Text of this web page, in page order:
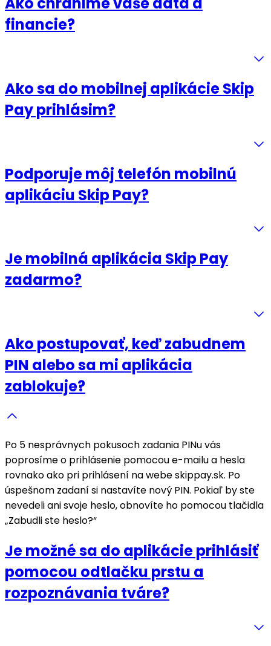
financie?
Ako sa do mobilnej aplikácie Skip
Pay prihlásim?
Podporuje môj telefón mobilnú
aplikáciu Skip Pay?
Je mobilná aplikácia Skip Pay
zadarmo?
Ako postupovať, keď zabudnem
PIN alebo sa mi aplikácia
zablokuje?
Po 5 nesprávnych pokusoch zadania PINu vás
poprosíme o prihlásenie pomocou e-mailu a hesla
rovnako ako pri prihlásení na webe skippay.sk. Po
úspešnom zadaní si nastavíte nový PIN. Pokiaľ by ste
nevedeli ani svoje heslo, obnovíte ho pomocou tlačidla
„Zabudli ste heslo?“
Je možné sa do aplikácie prihlásiť
pomocou odtlačku prstu a
rozpoznávania tváre?